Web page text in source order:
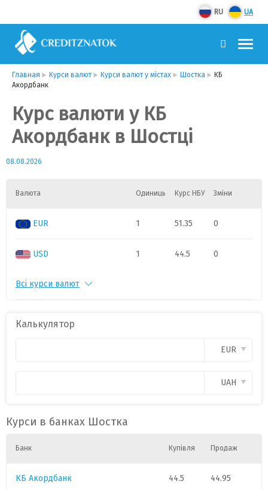
RU UA
Главная Курси валют Курси валют у містах Шостка
КБ
Акордбанк
Курс валюти у КБ
Акордбанк в Шостці
08.08.2026
Валюта Одиниць Курс НБУ Зміни
EUR 1 51.35 0
USD 1 44.5 0
PLN
Всі курси валют
Калькулятор
EUR
UAH
Курси в банках Шостка
Банк Купівля Продаж
КБ Акордбанк 44.5 44.95